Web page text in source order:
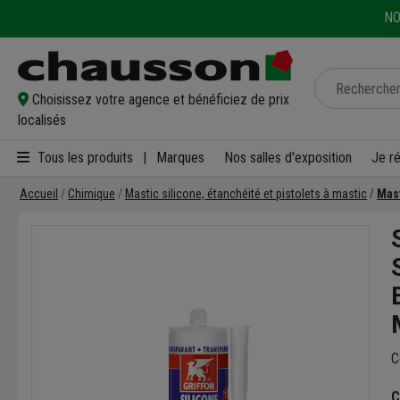
Choisissez votre agence et bénéficiez de prix
localisés
Tous les produits Marques Nos salles d'exposition Je
Accueil Chimique Mastic silicone, étanchéité et pistolets à mastic